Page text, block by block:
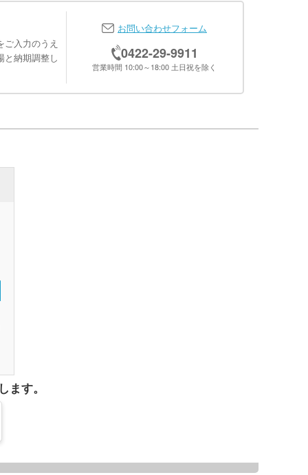
入力のうえ
と納期調整し
お問い合わせフォーム
0422-29-9911
営業時間 10:00～18:00 土日祝を除く
す。